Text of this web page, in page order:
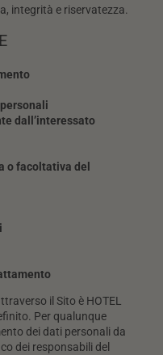
integrità e riservatezza.
dall’interessato
o facoltativa del
il Sito è HOTEL
Per qualunque
dei dati personali da
dei responsabili del